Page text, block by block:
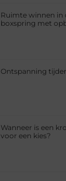
Ruimte winnen in
boxspring met
Ontspanning
Wanneer is een
voor een kies?